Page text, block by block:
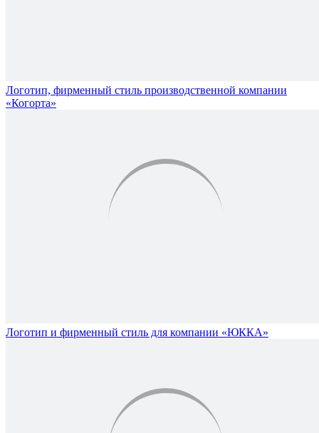
Логотип, фирменный стиль производственной компании
«Когорта»
Логотип и фирменный стиль для компании «ЮККА»